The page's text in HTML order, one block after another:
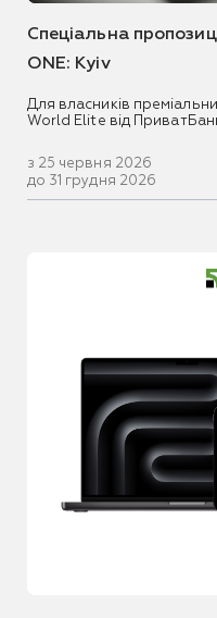
Спеціальна
ONE: Kyiv
Для власників
World Elite від
з 25 червня 2026
до 31 грудня 2026